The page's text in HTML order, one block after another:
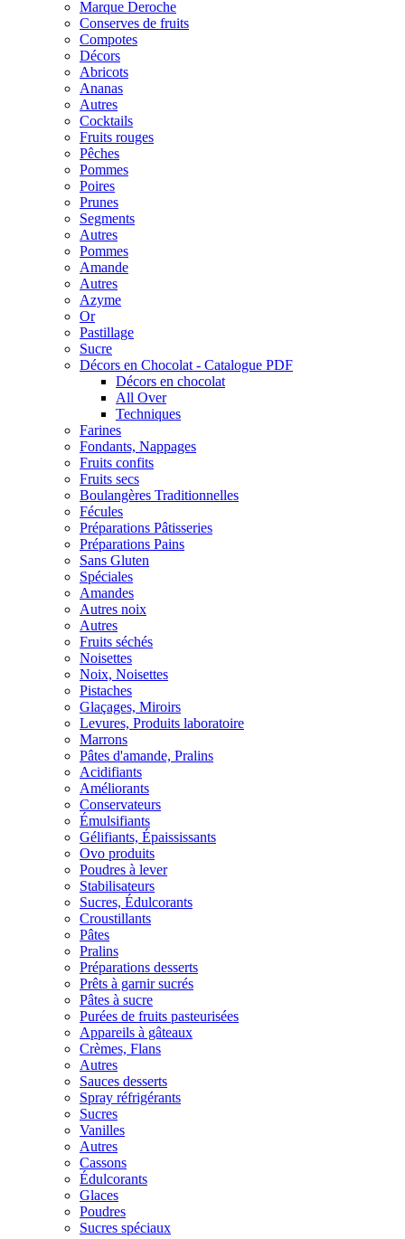
Marque Deroche
Conserves de fruits
Compotes
Décors
Abricots
Ananas
Autres
Cocktails
Fruits rouges
Pêches
Pommes
Poires
Prunes
Segments
Autres
Pommes
Amande
Autres
Azyme
Or
Pastillage
Sucre
Décors en Chocolat - Catalogue PDF
Décors en chocolat
All Over
Techniques
Farines
Fondants, Nappages
Fruits confits
Fruits secs
Boulangères Traditionnelles
Fécules
Préparations Pâtisseries
Préparations Pains
Sans Gluten
Spéciales
Amandes
Autres noix
Autres
Fruits séchés
Noisettes
Noix, Noisettes
Pistaches
Glaçages, Miroirs
Levures, Produits laboratoire
Marrons
Pâtes d'amande, Pralins
Acidifiants
Améliorants
Conservateurs
Émulsifiants
Gélifiants, Épaississants
Ovo produits
Poudres à lever
Stabilisateurs
Sucres, Édulcorants
Croustillants
Pâtes
Pralins
Préparations desserts
Prêts à garnir sucrés
Pâtes à sucre
Purées de fruits pasteurisées
Appareils à gâteaux
Crèmes, Flans
Autres
Sauces desserts
Spray réfrigérants
Sucres
Vanilles
Autres
Cassons
Édulcorants
Glaces
Poudres
Sucres spéciaux